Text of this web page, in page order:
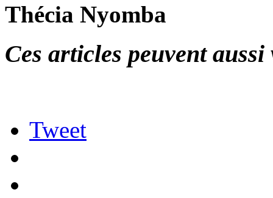
Thécia Nyomba
Ces articles peuvent
Tweet